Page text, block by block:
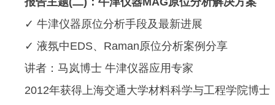
✓ 牛津仪器原位分析手段及最新进展
✓ 液氛中EDS、Raman原位分析案例分享
讲者：马岚博士 牛津仪器应用专家
2012年获得上海交通大学材料科学与工程学院博士